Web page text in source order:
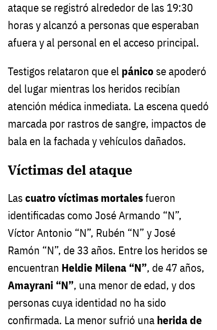
ataque se registró alrededor de las 19:30
horas y alcanzó a personas que esperaban
afuera y al personal en el acceso principal.
Testigos relataron que el pánico se apoderó
del lugar mientras los heridos recibían
atención médica inmediata. La escena quedó
marcada por rastros de sangre, impactos de
bala en la fachada y vehículos dañados.
Víctimas del ataque
Las cuatro víctimas mortalesfueron
identificadas como José Armando “N”,
Víctor Antonio “N”, Rubén “N” y José
Ramón “N”, de 33 años. Entre los heridos se
encuentran Heldie Milena “N”, de 47 años,
Amayrani “N”, una menor de edad, y dos
personas cuya identidad no ha sido
confirmada. La menor sufrió una herida de